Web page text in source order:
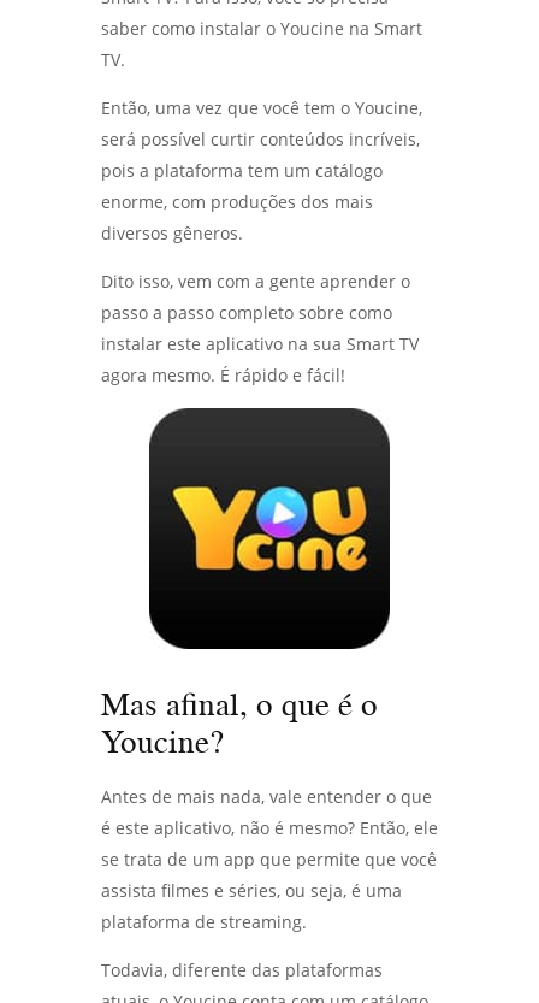
saber como instalar o Youcine na Smart
TV.
Então, uma vez que você tem o Youcine,
será possível curtir conteúdos incríveis,
pois a plataforma tem um catálogo
enorme, com produções dos mais
diversos gêneros.
Dito isso, vem com a gente aprender o
passo a passo completo sobre como
instalar este aplicativo na sua Smart TV
agora mesmo. É rápido e fácil!
Mas afinal, o que é o
Youcine?
Antes de mais nada, vale entender o que
é este aplicativo, não é mesmo? Então, ele
se trata de um app que permite que você
assista filmes e séries, ou seja, é uma
plataforma de streaming.
Todavia, diferente das plataformas